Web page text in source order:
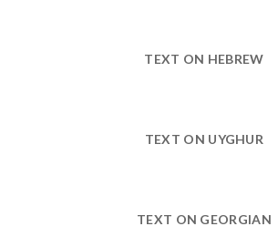
TEXT ON HEBREW
TEXT ON UYGHUR
TEXT ON GEORGIAN